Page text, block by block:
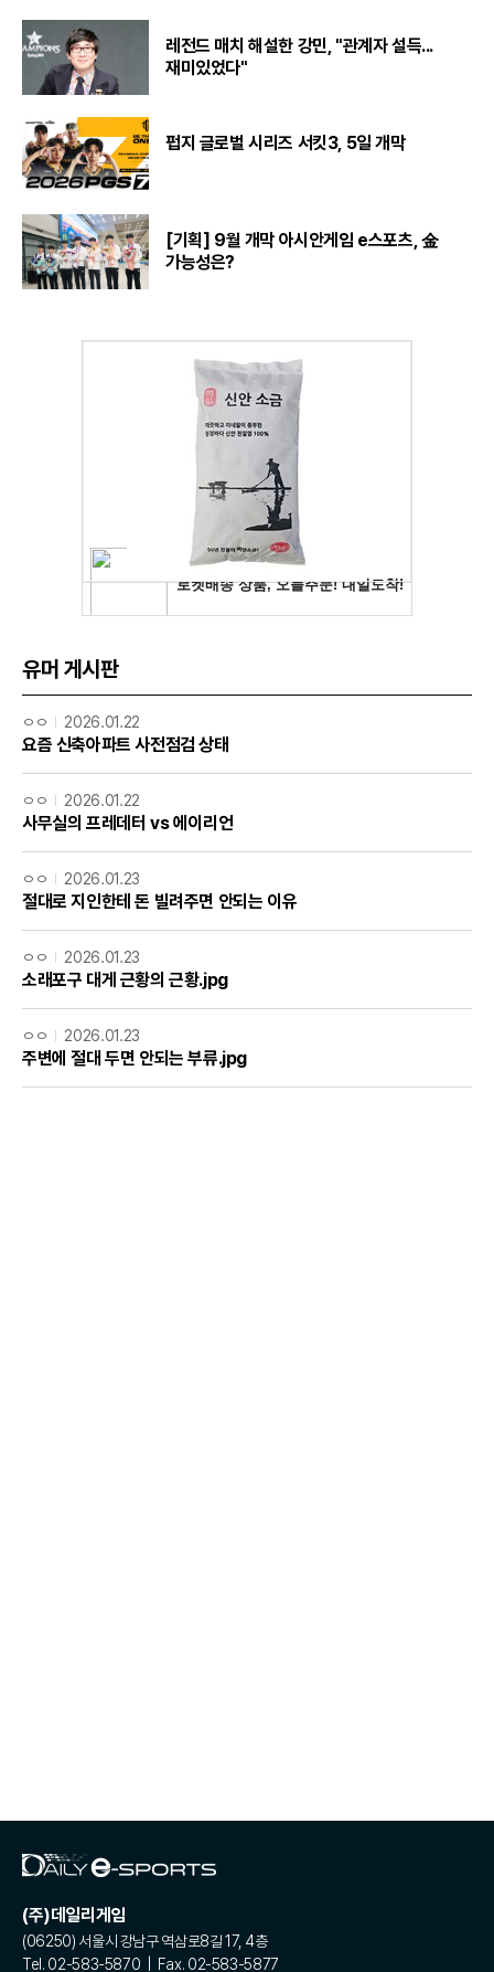
레전드 매치 해설한 강민, "관계자 설득...
재미있었다"
펍지 글로벌 시리즈 서킷3, 5일 개막
[기획] 9월 개막 아시안게임 e스포츠, 金
가능성은?
유머 게시판
ㅇㅇ 2026.01.22
요즘 신축아파트 사전점검 상태
ㅇㅇ 2026.01.22
사무실의 프레데터 vs 에이리언
ㅇㅇ 2026.01.23
절대로 지인한테 돈 빌려주면 안되는 이유
ㅇㅇ 2026.01.23
소래포구 대게 근황의 근황.jpg
ㅇㅇ 2026.01.23
주변에 절대 두면 안되는 부류.jpg
(주)데일리게임
(06250) 서울시 강남구 역삼로8길 17, 4층
Tel. 02-583-5870 | Fax. 02-583-5877